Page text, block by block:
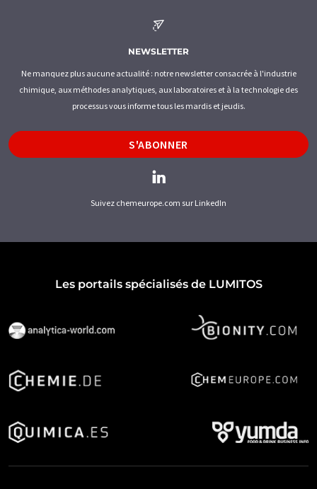
NEWSLETTER
Ne manquez plus aucune actualité : notre newsletter consacrée à l'industrie
chimique, aux méthodes analytiques, aux laboratoires et à la technologie des
processus vous informe tous les mardis et jeudis.
S'ABONNER
Suivez chemeurope.com sur LinkedIn
Les portails spécialisés de LUMITOS